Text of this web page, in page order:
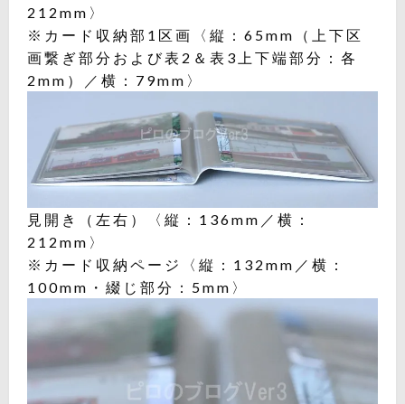
212mm〉
※カード収納部1区画〈縦：65mm（上下区
画繋ぎ部分および表2＆表3上下端部分：各
2mm）／横：79mm〉
見開き（左右）〈縦：136mm／横：
212mm〉
※カード収納ページ〈縦：132mm／横：
100mm・綴じ部分：5mm〉